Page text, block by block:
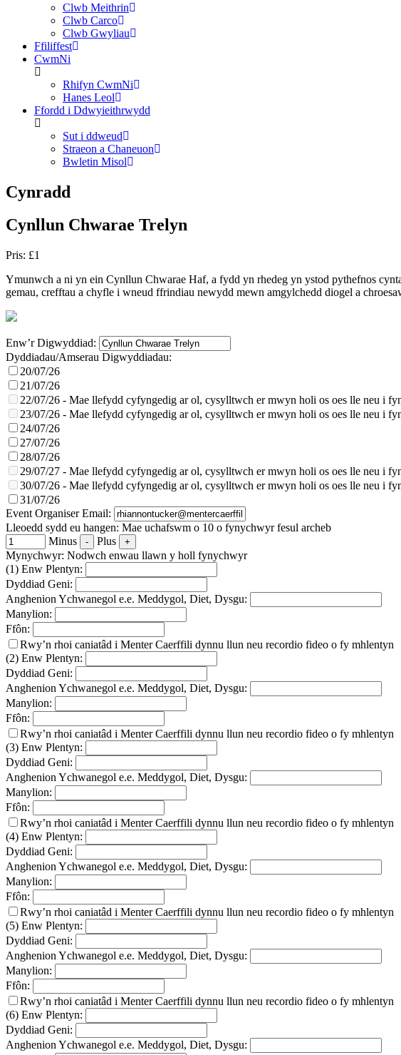
Clwb Meithrin
Clwb Carco
Clwb Gwyliau
Ffiliffest
CwmNi
Rhifyn CwmNi
Hanes Leol
Ffordd i Ddwyieithrwydd
Sut i ddweud
Straeon a Chaneuon
Bwletin Misol
Cynradd
Cynllun Chwarae Trelyn
Pris: £1
Ymunwch a ni yn ein Cynllun Chwarae Haf, a fydd yn rhedeg yn ystod pythefnos
gemau, crefftau a chyfle i wneud ffrindiau newydd mewn amgylchedd diogel a
Enw’r Digwyddiad:
Dyddiadau/Amserau Digwyddiadau:
20/07/26
21/07/26
22/07/26 - Mae llefydd cyfyngedig ar ol, cysylltwch er mwyn holi os oes lle neu i
23/07/26 - Mae llefydd cyfyngedig ar ol, cysylltwch er mwyn holi os oes lle neu i
24/07/26
27/07/26
28/07/26
29/07/27 - Mae llefydd cyfyngedig ar ol, cysylltwch er mwyn holi os oes lle neu i
30/07/26 - Mae llefydd cyfyngedig ar ol, cysylltwch er mwyn holi os oes lle neu i
31/07/26
Event Organiser Email:
Lleoedd sydd eu hangen: Mae uchafswm o 10 o fynychwyr fesul archeb
Minus
Plus
Mynychwyr: Nodwch enwau llawn y holl fynychwyr
(1) Enw Plentyn:
Dyddiad Geni:
Anghenion Ychwanegol e.e. Meddygol, Diet, Dysgu:
Manylion:
Ffôn:
Rwy’n rhoi caniatâd i Menter Caerffili dynnu llun neu recordio fideo o fy mhlentyn
(2) Enw Plentyn:
Dyddiad Geni:
Anghenion Ychwanegol e.e. Meddygol, Diet, Dysgu:
Manylion:
Ffôn:
Rwy’n rhoi caniatâd i Menter Caerffili dynnu llun neu recordio fideo o fy mhlentyn
(3) Enw Plentyn:
Dyddiad Geni:
Anghenion Ychwanegol e.e. Meddygol, Diet, Dysgu:
Manylion:
Ffôn:
Rwy’n rhoi caniatâd i Menter Caerffili dynnu llun neu recordio fideo o fy mhlentyn
(4) Enw Plentyn:
Dyddiad Geni:
Anghenion Ychwanegol e.e. Meddygol, Diet, Dysgu:
Manylion:
Ffôn:
Rwy’n rhoi caniatâd i Menter Caerffili dynnu llun neu recordio fideo o fy mhlentyn
(5) Enw Plentyn:
Dyddiad Geni:
Anghenion Ychwanegol e.e. Meddygol, Diet, Dysgu:
Manylion:
Ffôn:
Rwy’n rhoi caniatâd i Menter Caerffili dynnu llun neu recordio fideo o fy mhlentyn
(6) Enw Plentyn:
Dyddiad Geni:
Anghenion Ychwanegol e.e. Meddygol, Diet, Dysgu: